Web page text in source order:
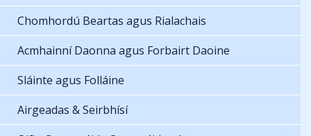
Chomhordú Beartas agus Rialachais
Acmhainní Daonna agus Forbairt Daoine
Sláinte agus Folláine
Airgeadas & Seirbhísí